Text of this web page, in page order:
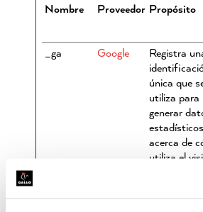
Nombre Proveedor Propósito
_ga
Google
Registra
única que
utiliza para
generar
estadísticos
acerca de
utiliza el